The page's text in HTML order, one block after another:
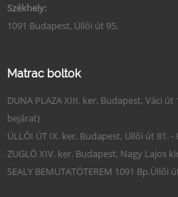
Székhely:
1091 Budapest, Üllői út 95.
Matrac boltok
DUNA PLAZA XIII. ker. Budapest, Váci
bejárat)
ÜLLŐI ÚT IX. ker. Budapest, Üllői út 81. -
ZUGLÓ XIV. ker. Budapest, Nagy Lajos
SEALY BEMUTATÓTEREM 1091 Bp.Üllői